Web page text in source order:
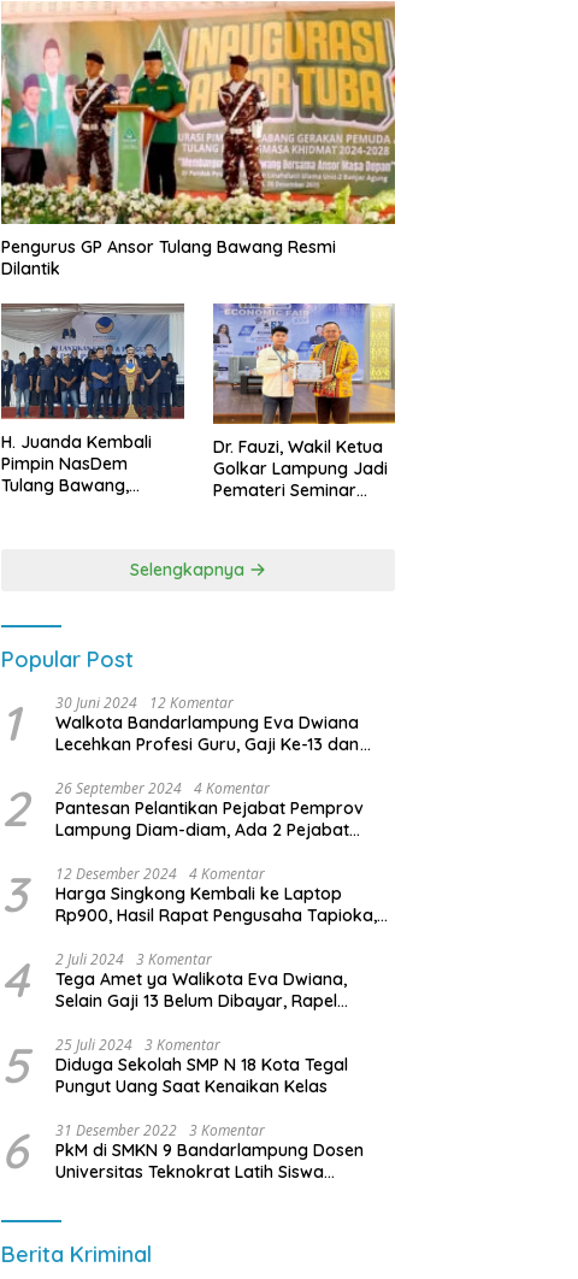
Pengurus GP Ansor Tulang Bawang Resmi
Dilantik
H. Juanda Kembali
Pimpin NasDem
Tulang Bawang,
Dr. Fauzi, Wakil Ketua
Golkar Lampung Jadi
Pemateri Seminar
Kebangsaan
Selengkapnya
Popular Post
1 30 Juni 2024 12 Komentar
Walkota Bandarlampung Eva Dwiana
Lecehkan Profesi Guru, Gaji Ke-13 dan
2 26 September 2024 4 Komentar
Pantesan Pelantikan Pejabat Pemprov
Lampung Diam-diam, Ada 2 Pejabat
3 12 Desember 2024 4 Komentar
Harga Singkong Kembali ke Laptop
Rp900, Hasil Rapat Pengusaha Tapioka,
Lampung
4 2 Juli 2024 3 Komentar
Tega Amet ya Walikota Eva Dwiana,
Selain Gaji 13 Belum Dibayar, Rapel
Dibayar
5 25 Juli 2024 3 Komentar
Diduga Sekolah SMP N 18 Kota Tegal
Pungut Uang Saat Kenaikan Kelas
6 31 Desember 2022 3 Komentar
PkM di SMKN 9 Bandarlampung Dosen
Universitas Teknokrat Latih Siswa
Berita Kriminal